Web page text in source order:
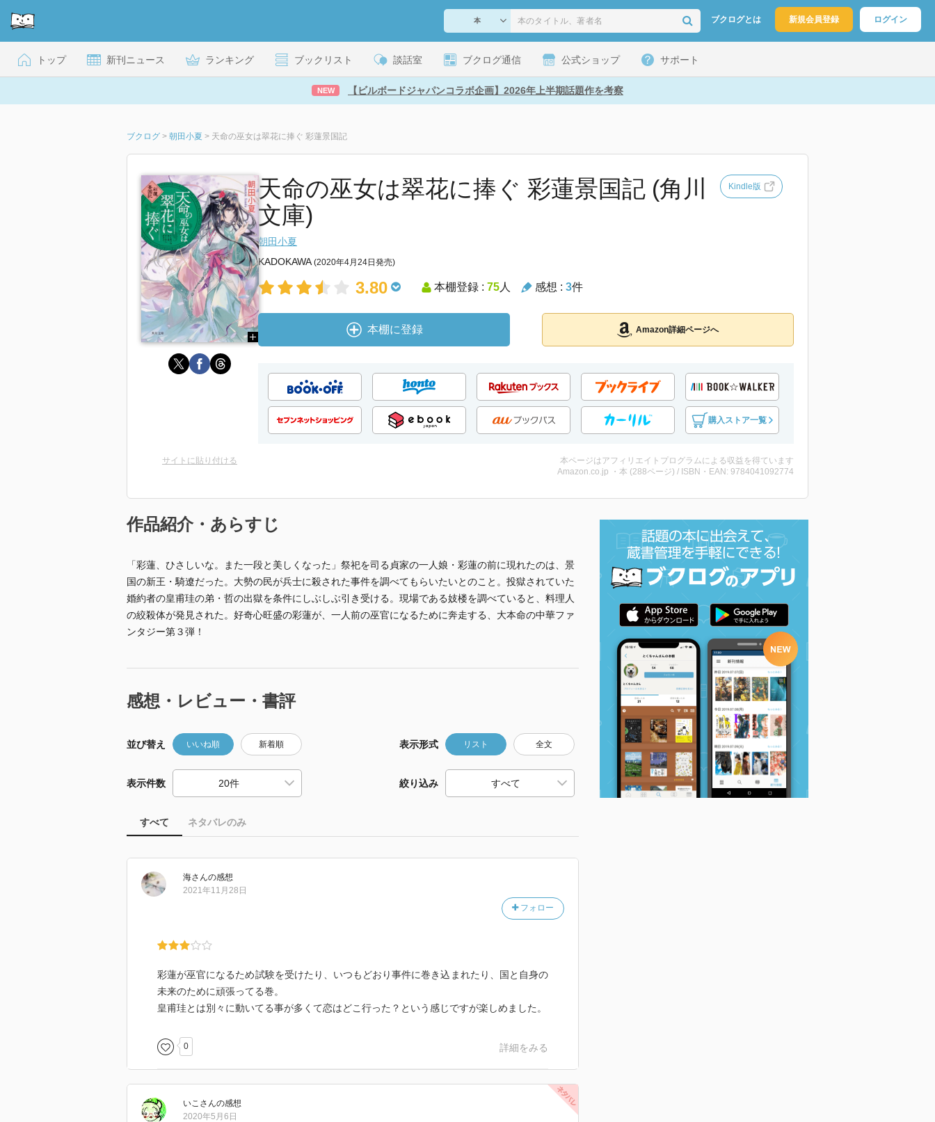
ブクログとは 新規会員登録 ログイン
トップ 新刊ニュース ランキング ブックリスト 談話室 ブクログ通信 公式ショップ サポート
NEW 【ビルボードジャパンコラボ企画】2026年上半期話題作を考察
ブクログ > 朝田小夏 > 天命の巫女は翠花に捧ぐ 彩蓮景国記
天命の巫女は翠花に捧ぐ 彩蓮景国記 (角川
文庫)
Kindle版
朝田小夏
KADOKAWA(2020年4月24日発売)
3.80 本棚登録 : 75人 感想 : 3件
本棚に登録 Amazon詳細ページへ
購入ストア一覧
サイトに貼り付ける
本ページはアフィリエイトプログラムによる収益を得ています
Amazon.co.jp ・本 (288ページ) / ISBN・EAN: 9784041092774
作品紹介・あらすじ
「彩蓮、ひさしいな。また一段と美しくなった」祭祀を司る貞家の一人娘・彩蓮の前に現れたのは、景
国の新王・騎遼だった。大勢の民が兵士に殺された事件を調べてもらいたいとのこと。投獄されていた
婚約者の皇甫珪の弟・哲の出獄を条件にしぶしぶ引き受ける。現場である妓楼を調べていると、料理人
の絞殺体が発見された。好奇心旺盛の彩蓮が、一人前の巫官になるために奔走する、大本命の中華ファ
ンタジー第３弾！
感想・レビュー・書評
並び替え いいね順 新着順 表示形式 リスト 全文
表示件数 絞り込み
すべて ネタバレのみ
海さんの感想
フォロー
2021年11月28日
彩蓮が巫官になるため試験を受けたり、いつもどおり事件に巻き込まれたり、国と自身の
未来のために頑張ってる巻。
皇甫珪とは別々に動いてる事が多くて恋はどこ行った？という感じですが楽しめました。
0 詳細をみる
いこ さんの感想
2020年5月6日